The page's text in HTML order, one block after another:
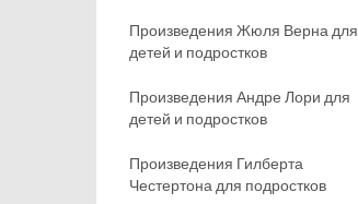
Произведения Жюля Верна для
детей и подростков
Произведения Андре Лори для
детей и подростков
Произведения Гилберта
Честертона для подростков